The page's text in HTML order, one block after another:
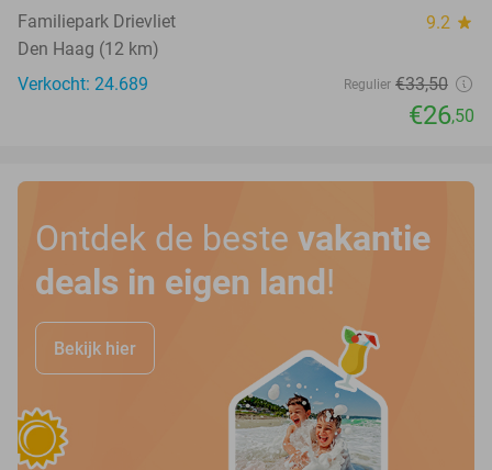
Familiepark Drievliet 9.2 star
Den Haag (12 km)
Verkocht: 24.689
Regulier €33,50
€26,50
Ontdek de beste vakantie
deals in eigen land!
Bekijk hier